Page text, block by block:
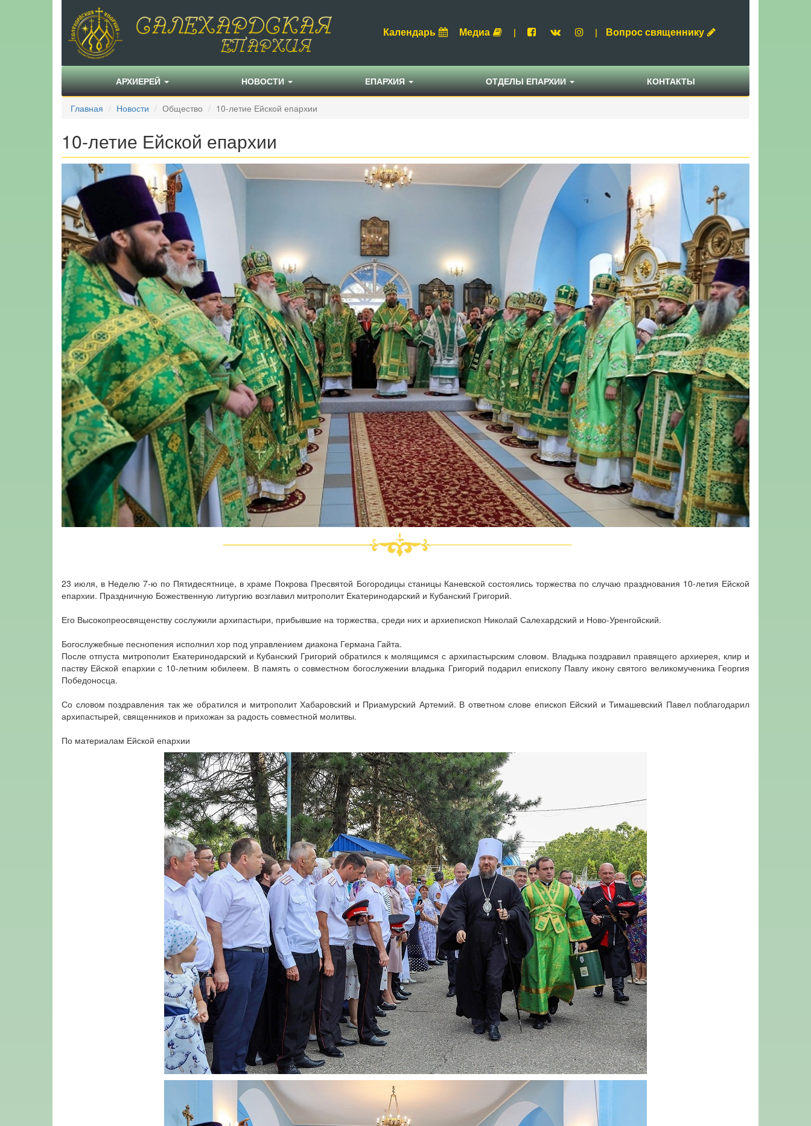
Календарь Медиа | | Вопрос священнику
АРХИЕРЕЙ НОВОСТИ ЕПАРХИЯ ОТДЕЛЫ ЕПАРХИИ КОНТАКТЫ
Главная Новости Общество 10-летие Ейской епархии
10-летие Ейской епархии
23 июля, в Неделю 7-ю по Пятидесятнице, в храме Покрова Пресвятой Богородицы станицы Каневской состоялись торжества по случаю празднования 10-летия Ейской
епархии. Праздничную Божественную литургию возглавил митрополит Екатеринодарский и Кубанский Григорий.
Его Высокопреосвященству сослужили архипастыри, прибывшие на торжества, среди них и архиепископ Николай Салехардский и Ново-Уренгойский.
Богослужебные песнопения исполнил хор под управлением диакона Германа Гайта.
После отпуста митрополит Екатеринодарский и Кубанский Григорий обратился к молящимся с архипастырским словом. Владыка поздравил правящего архиерея, клир и
паству Ейской епархии с 10-летним юбилеем. В память о совместном богослужении владыка Григорий подарил епископу Павлу икону святого великомученика Георгия
Победоносца.
Со словом поздравления так же обратился и митрополит Хабаровский и Приамурский Артемий. В ответном слове епископ Ейский и Тимашевский Павел поблагодарил
архипастырей, священников и прихожан за радость совместной молитвы.
По материалам Ейской епархии